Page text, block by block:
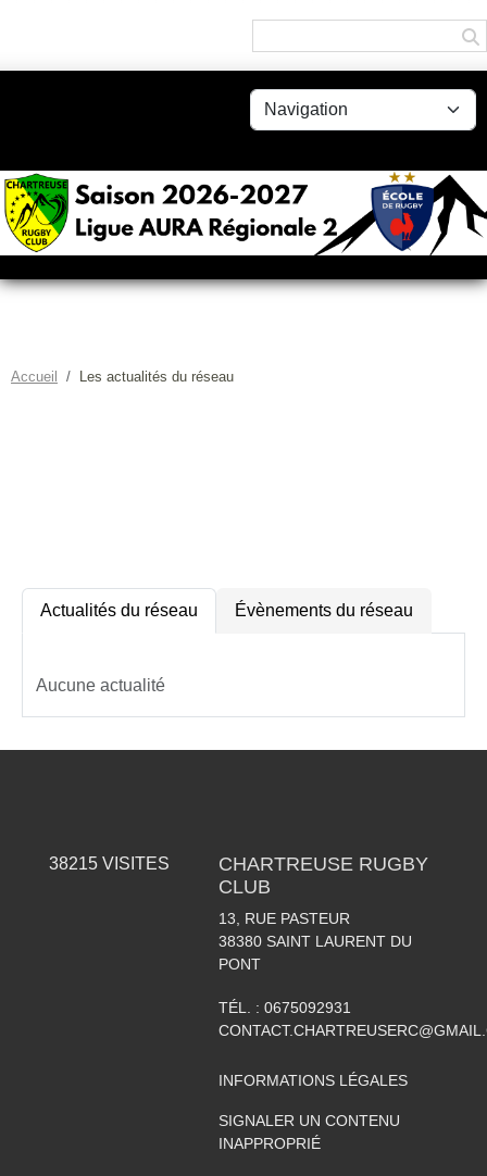
Accueil Les actualités du réseau
Actualités du réseau Évènements du réseau
Aucune actualité
38215VISITES
CHARTREUSE RUGBY
CLUB
13, RUE PASTEUR
38380 SAINT LAURENT DU
PONT
TÉL. : 0675092931
INFORMATIONS LÉGALES
SIGNALER UN CONTENU
INAPPROPRIÉ